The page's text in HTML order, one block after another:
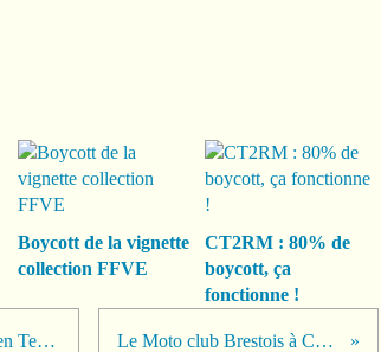
Boycott de la vignette
collection FFVE
CT2RM : 80% de
boycott, ça
fonctionne !
DCF - JD DUCATCH’TIS 2011 à Croix en Ternois. Le Moto club Brestois à Carole